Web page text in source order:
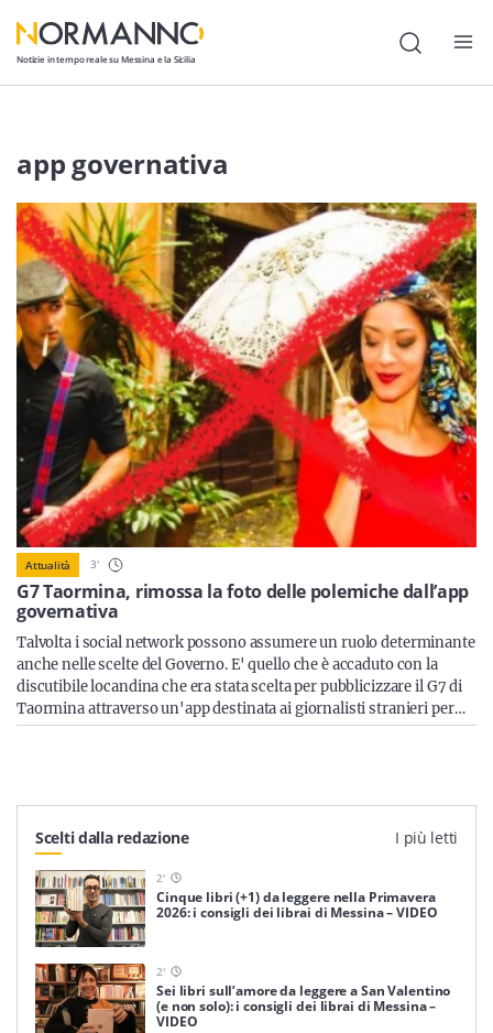
Notizie in tempo reale su Messina e la Sicilia
Cronaca
Politica
Cultura
Lavoro
Società
Economia
Sport
Sicilia
Servizi
Iscriviti
app governativa
G7 Taormina, rimossa la foto delle polemiche dall’app
governativa
Attualità 3'
Talvolta i social network possono assumere un ruolo determinante
anche nelle scelte del Governo. E' quello che è accaduto con la
discutibile locandina che era stata scelta per pubblicizzare il G7 di
Taormina attraverso un'app destinata ai giornalisti stranieri per…
Scelti dalla redazione I più letti
2'
Cinque libri (+1) da leggere nella Primavera
2026: i consigli dei librai di Messina – VIDEO
2'
Sei libri sull’amore da leggere a San Valentino
(e non solo): i consigli dei librai di Messina –
VIDEO